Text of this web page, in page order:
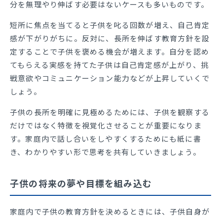
分を無理やり伸ばす必要はないケースも多いものです。
短所に焦点を当てると子供を叱る回数が増え、自己肯定
感が下がりがちに。反対に、長所を伸ばす教育方針を設
定することで子供を褒める機会が増えます。自分を認め
てもらえる実感を持てた子供は自己肯定感が上がり、挑
戦意欲やコミュニケーション能力などが上昇していくで
しょう。
子供の長所を明確に見極めるためには、子供を観察する
だけではなく特徴を視覚化させることが重要になりま
す。家庭内で話し合いをしやすくするためにも紙に書
き、わかりやすい形で思考を共有していきましょう。
子供の将来の夢や目標を組み込む
家庭内で子供の教育方針を決めるときには、子供自身が